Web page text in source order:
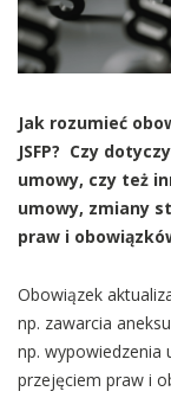
Jak rozumieć
JSFP? Czy
umowy, czy też
umowy, zmiany
praw i
Obowiązek
np. zawarcia
np. wypowiedzenia
przejęciem praw i